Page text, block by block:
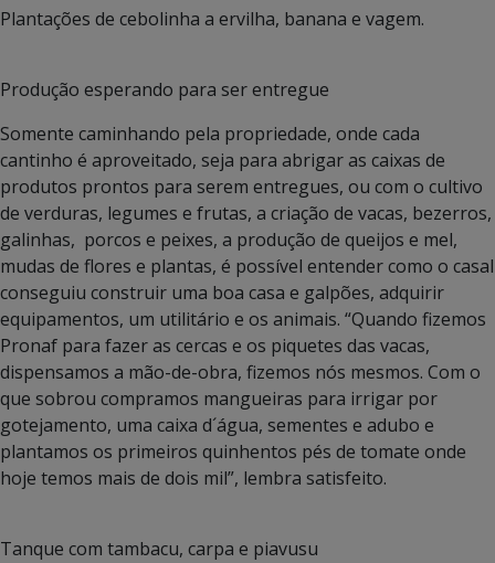
Plantações de cebolinha a ervilha, banana e vagem.
Produção esperando para ser entregue
Somente caminhando pela propriedade, onde cada
cantinho é aproveitado, seja para abrigar as caixas de
produtos prontos para serem entregues, ou com o cultivo
de verduras, legumes e frutas, a criação de vacas, bezerros,
galinhas, porcos e peixes, a produção de queijos e mel,
mudas de flores e plantas, é possível entender como o casal
conseguiu construir uma boa casa e galpões, adquirir
equipamentos, um utilitário e os animais. “Quando fizemos
Pronaf para fazer as cercas e os piquetes das vacas,
dispensamos a mão-de-obra, fizemos nós mesmos. Com o
que sobrou compramos mangueiras para irrigar por
gotejamento, uma caixa d´água, sementes e adubo e
plantamos os primeiros quinhentos pés de tomate onde
hoje temos mais de dois mil”, lembra satisfeito.
Tanque com tambacu, carpa e piavusu